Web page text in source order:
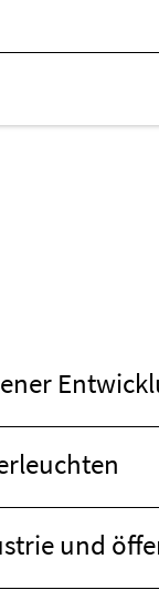
und